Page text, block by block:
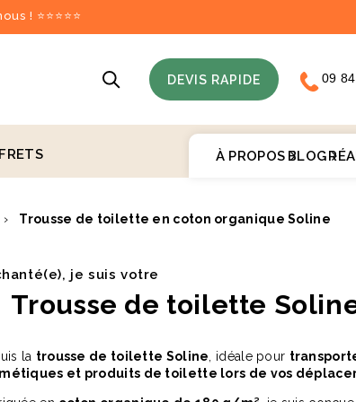
! ⭐⭐⭐⭐⭐
DEVIS RAPIDE 09
À PROPOS BLOG
› Trousse de toilette en coton organique Soline
je suis votre
Trousse de toilette
la trousse de toilette Soline, idéale pour
et produits de toilette lors de vos